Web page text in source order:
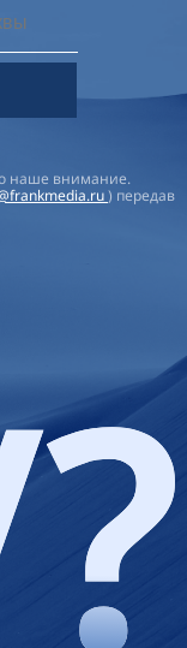
наше внимание.
) передав